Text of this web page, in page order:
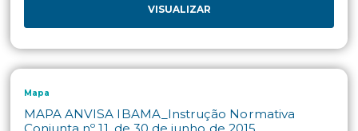
Estabelecer os procedimentos técnico-administrativos para
licenciamento de importação de agrotóxicos, produtos